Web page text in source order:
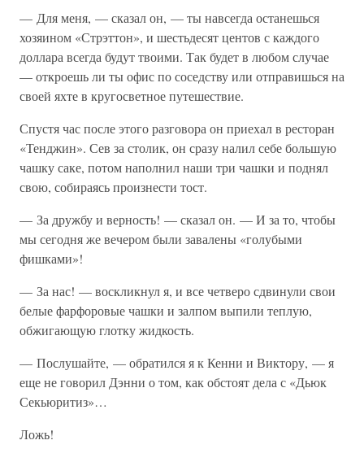
— Для меня, — сказал он, — ты навсегда останешься
хозяином «Стрэттон», и шестьдесят центов с каждого
доллара всегда будут твоими. Так будет в любом случае
— откроешь ли ты офис по соседству или отправишься на
своей яхте в кругосветное путешествие.
Спустя час после этого разговора он приехал в ресторан
«Тенджин». Сев за столик, он сразу налил себе большую
чашку саке, потом наполнил наши три чашки и поднял
свою, собираясь произнести тост.
— За дружбу и верность! — сказал он. — И за то, чтобы
мы сегодня же вечером были завалены «голубыми
фишками»!
— За нас! — воскликнул я, и все четверо сдвинули свои
белые фарфоровые чашки и залпом выпили теплую,
обжигающую глотку жидкость.
— Послушайте, — обратился я к Кенни и Виктору, — я
еще не говорил Дэнни о том, как обстоят дела с «Дьюк
Секьюритиз»…
Ложь!